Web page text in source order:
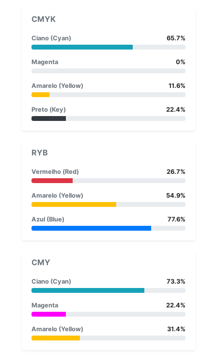
CMYK
Ciano (Cyan) 65.7%
Magenta 0%
Amarelo (Yellow) 11.6%
Preto (Key) 22.4%
RYB
Vermelho (Red) 26.7%
Amarelo (Yellow) 54.9%
Azul (Blue) 77.6%
CMY
Ciano (Cyan) 73.3%
Magenta 22.4%
Amarelo (Yellow) 31.4%